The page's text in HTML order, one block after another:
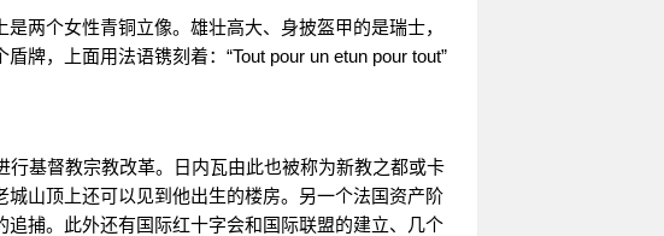
个女性青铜立像。雄壮高大、身披盔甲的是瑞士，
牌，上面用法语镌刻着：“Tout pour un etun pour tout”
基督教宗教改革。日内瓦由此也被称为新教之都或卡
山顶上还可以见到他出生的楼房。另一个法国资产阶
捕。此外还有国际红十字会和国际联盟的建立、几个